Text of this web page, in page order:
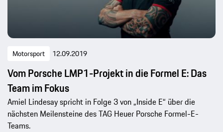
Motorsport 12.09.2019
Vom Porsche LMP1-Projekt in die Formel E: Das
Team im Fokus
Amiel Lindesay spricht in Folge 3 von „Inside E“ über die
nächsten Meilensteine des TAG Heuer Porsche Formel-E-
Teams.